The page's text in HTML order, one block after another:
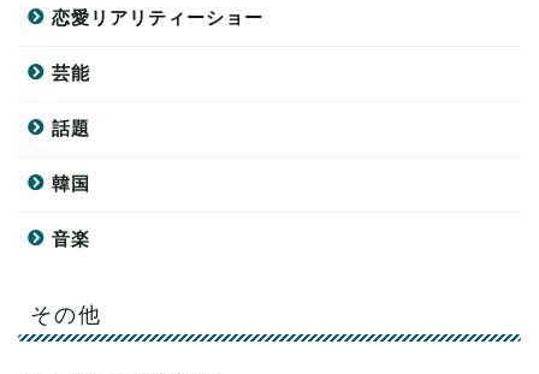
恋愛リアリティーショー
芸能
話題
韓国
音楽
その他